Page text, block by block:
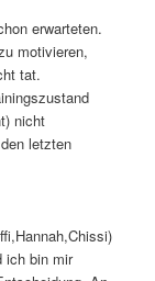
erwarteten.
motivieren,
tat.
nicht
letzten
ich bin mir